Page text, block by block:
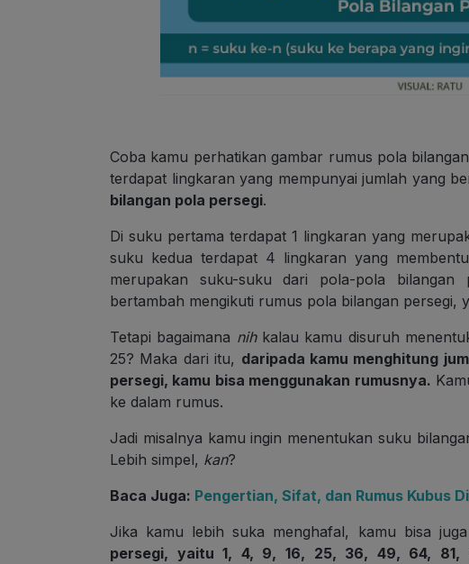
Coba kamu perhatikan gambar rumus pola
terdapat lingkaran yang mempunyai jumlah yang
bilangan pola persegi.
Di suku pertama terdapat 1 lingkaran yang
suku kedua terdapat 4 lingkaran yang
merupakan suku-suku dari pola-pola bilangan
bertambah mengikuti rumus pola bilangan persegi,
Tetapi bagaimana nihkalau kamu disuruh
25? Maka dari itu, daripada kamu menghitung
persegi, kamu bisa menggunakan rumusnya.
ke dalam rumus.
Jadi misalnya kamu ingin menentukan suku
Lebih simpel, kan?
Baca Juga: Pengertian, Sifat, dan Rumus Kubus
Jika kamu lebih suka menghafal, kamu bisa juga
persegi, yaitu 1, 4, 9, 16, 25, 36, 49, 64, 81,